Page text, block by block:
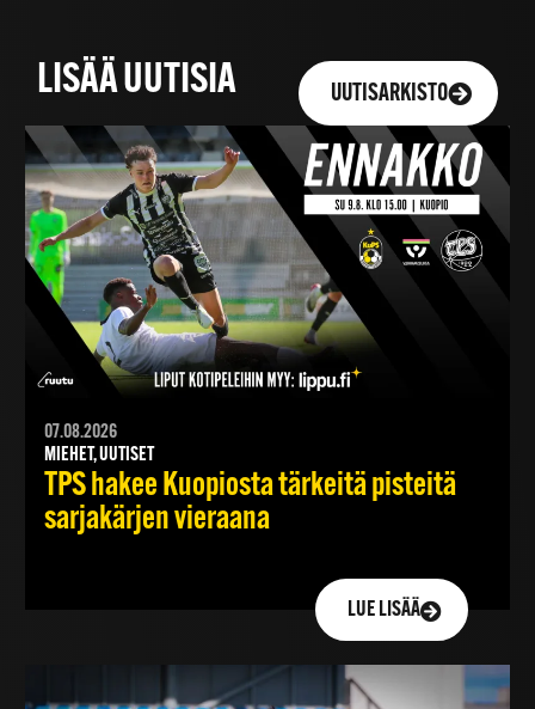
LISÄÄ UUTISIA UUTISARKISTO
07.08.2026
MIEHET, UUTISET
TPS hakee Kuopiosta tärkeitä pisteitä
sarjakärjen vieraana
LUE LISÄÄ